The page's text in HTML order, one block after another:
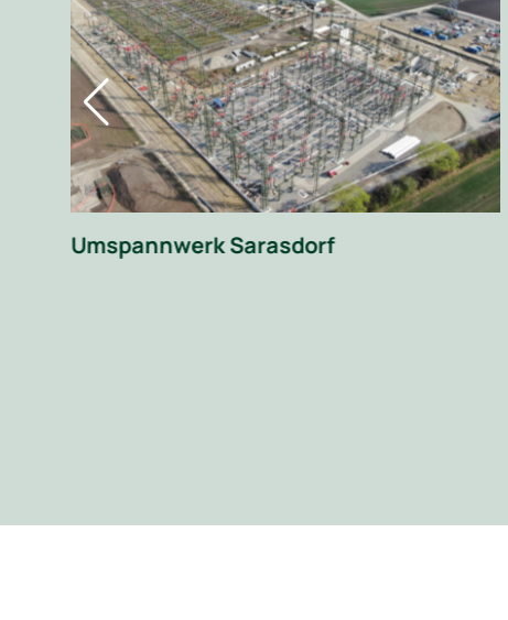
Umspannwerk Sarasdorf